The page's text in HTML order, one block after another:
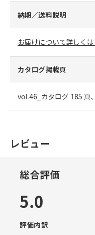
納期／送料説明
お届けについて詳しく
カタログ掲載頁
vol.46_カタログ 185 頁
レビュー
総合評価
5.0
評価内訳